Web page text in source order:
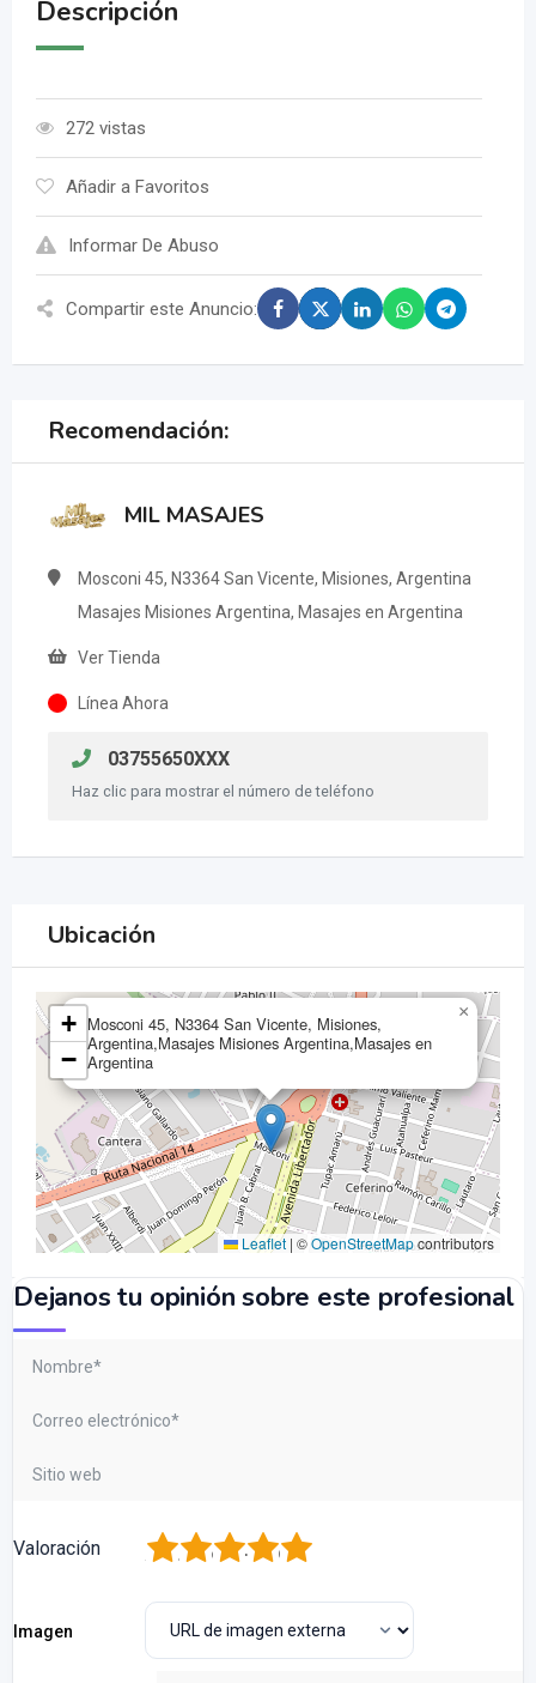
Descripción
272 vistas
Añadir a Favoritos
Informar De Abuso
Compartir este Anuncio:
Recomendación:
MIL MASAJES
Mosconi 45, N3364 San Vicente, Misiones, Argentina
Masajes Misiones Argentina, Masajes en Argentina
Ver Tienda
Línea Ahora
03755650XXX
Haz clic para mostrar el número de teléfono
Ubicación
Mosconi 45, N3364 San Vicente, Misiones,
Argentina,Masajes Misiones Argentina,Masajes en
Argentina
×
+
−
Leaflet | ©OpenStreetMapcontributors
Dejanos tu opinión sobre este profesional
Valoración 5
4
3
2
Imagen